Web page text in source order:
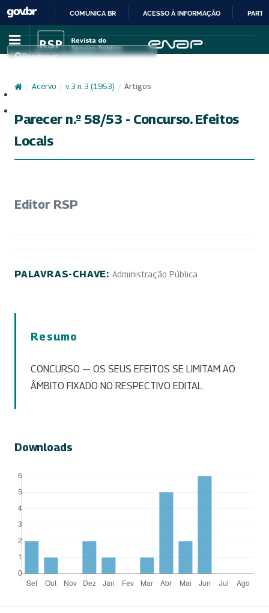
IR
PARA
CONTEÚDO
COMUNICA BR ACESSO À INFORMAÇÃO
Pesquisar
/ Acervo / v. 3 n. 3 (1953) / Artigos
Parecer n.º 58/53 - Concurso. Efeitos
Locais
Editor RSP
PALAVRAS-CHAVE: Administração Pública
Resumo
CONCURSO — OS SEUS EFEITOS SE LIMITAM AO
ÂMBITO FIXADO NO RESPECTIVO EDITAL.
Downloads